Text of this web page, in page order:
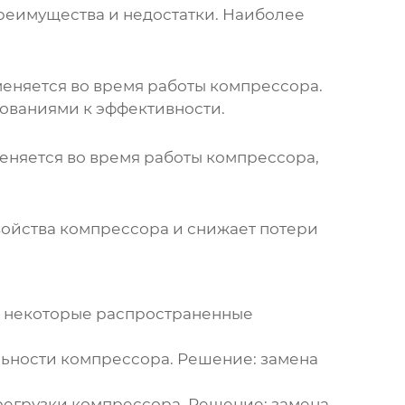
и недостатки. Наиболее
во время работы компрессора.
к эффективности.
во время работы компрессора,
компрессора и снижает потери
распространенные
компрессора. Решение: замена